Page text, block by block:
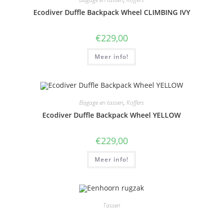
Ecodiver Duffle Backpack Wheel CLIMBING IVY
€229,00
Meer info!
Bagage en tassen, Koffers
Ecodiver Duffle Backpack Wheel YELLOW
€229,00
Meer info!
Tassen